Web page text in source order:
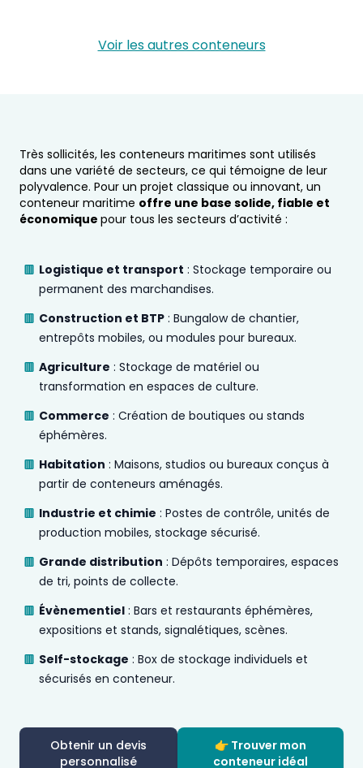
Voir les autres conteneurs
Très sollicités, les conteneurs maritimes sont utilisés
dans une variété de secteurs, ce qui témoigne de leur
polyvalence. Pour un projet classique ou innovant, un
conteneur maritime offre une base solide, fiable et
économique pour tous les secteurs d’activité :
Logistique et transport : Stockage temporaire ou
permanent des marchandises.
Construction et BTP : Bungalow de chantier,
entrepôts mobiles, ou modules pour bureaux.
Agriculture : Stockage de matériel ou
transformation en espaces de culture.
Commerce : Création de boutiques ou stands
éphémères.
Habitation : Maisons, studios ou bureaux conçus à
partir de conteneurs aménagés.
Industrie et chimie : Postes de contrôle, unités de
production mobiles, stockage sécurisé.
Grande distribution : Dépôts temporaires, espaces
de tri, points de collecte.
Évènementiel : Bars et restaurants éphémères,
expositions et stands, signalétiques, scènes.
Self-stockage : Box de stockage individuels et
sécurisés en conteneur.
Obtenir un devis
personnalisé
👉 Trouver mon
conteneur idéal